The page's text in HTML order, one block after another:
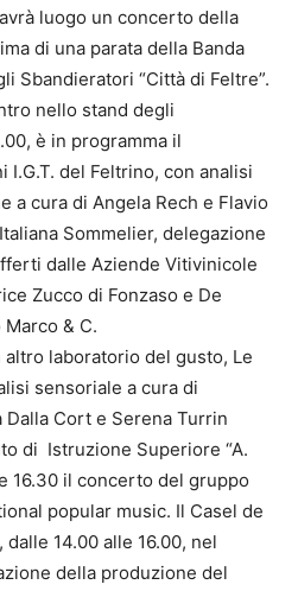
luogo un concerto della
di una parata della Banda
Sbandieratori “Città di Feltre”.
nello stand degli
è in programma il
I.G.T. del Feltrino, con analisi
a cura di Angela Rech e Flavio
Sommelier, delegazione
dalle Aziende Vitivinicole
Zucco di Fonzaso e De
& C.
laboratorio del gusto, Le
sensoriale a cura di
Cort e Serena Turrin
di Istruzione Superiore “A.
16.30 il concerto del gruppo
popular music. Il Casel de
14.00 alle 16.00, nel
della produzione del